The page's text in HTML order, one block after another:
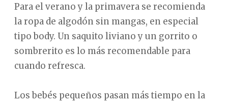
Para el verano y la primavera se recomienda
la ropa de algodón sin mangas, en especial
tipo body. Un saquito liviano y un gorrito o
sombrerito es lo más recomendable para
cuando refresca.
Los bebés pequeños pasan más tiempo en la